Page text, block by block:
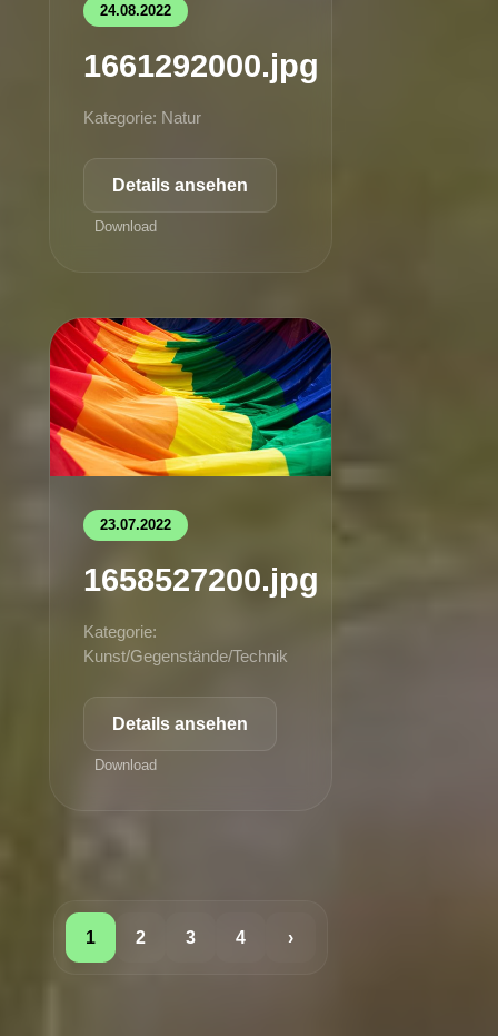
24.08.2022
1661292000.jpg
Kategorie: Natur
Details ansehen
Download
23.07.2022
1658527200.jpg
Kategorie:
Kunst/Gegenstände/Technik
Details ansehen
Download
1 2 3 4 ›